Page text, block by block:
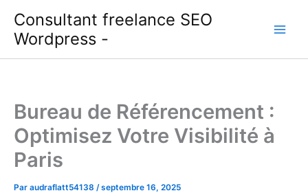
contenu
Consultant freelance SEO
Wordpress -
Bureau de Référencement :
Optimisez Votre Visibilité à
Paris
Par audraflatt54138 /septembre 16, 2025